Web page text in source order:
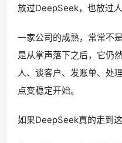
放过DeepSeek，也放过人
一家公司的成熟，常常不
是从掌声落下之后，它仍
人、谈客户、发账单、处
点变稳定开始。
如果DeepSeek真的走到